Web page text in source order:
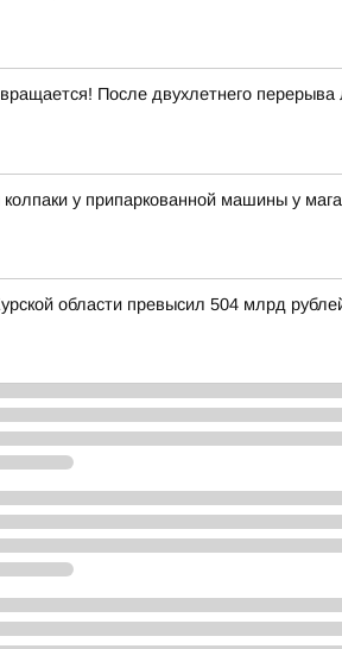
После двухлетнего
у припаркованной машины у
области превысил 504 млрд